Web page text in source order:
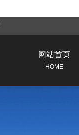
网站首页
HOME